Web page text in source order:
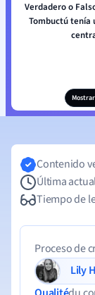
Verdadero o
Tombuctú tenía
Contenido
Última
Tiempo de
Proceso de